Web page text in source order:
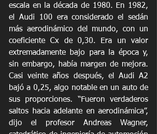
escala en la década de 1980. En 1982,
el Audi 100 era considerado el sedán
más aerodinámico del mundo, con un
coeficiente Cx de 0,30. Era un valor
extremadamente bajo para la época y,
sin embargo, había margen de mejora.
Casi veinte años después, el Audi A2
bajó a 0,25, algo notable en un auto de
sus proporciones. “Fueron verdaderos
saltos hacia adelante en aerodinámica”,
dijo el profesor Andreas Wagner,